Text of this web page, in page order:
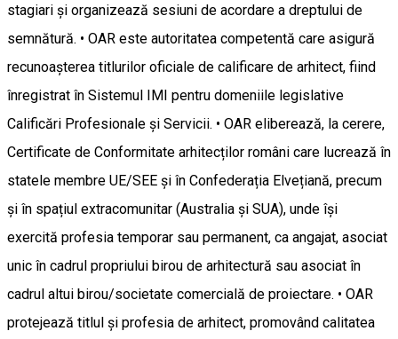
stagiari și organizează sesiuni de acordare a dreptului de
semnătură. • OAR este autoritatea competentă care asigură
recunoașterea titlurilor oficiale de calificare de arhitect, fiind
înregistrat în Sistemul IMI pentru domeniile legislative
Calificări Profesionale și Servicii. • OAR eliberează, la cerere,
Certificate de Conformitate arhitecților români care lucrează în
statele membre UE/SEE și în Confederația Elvețiană, precum
și în spațiul extracomunitar (Australia și SUA), unde își
exercită profesia temporar sau permanent, ca angajat, asociat
unic în cadrul propriului birou de arhitectură sau asociat în
cadrul altui birou/societate comercială de proiectare. • OAR
protejează titlul și profesia de arhitect, promovând calitatea